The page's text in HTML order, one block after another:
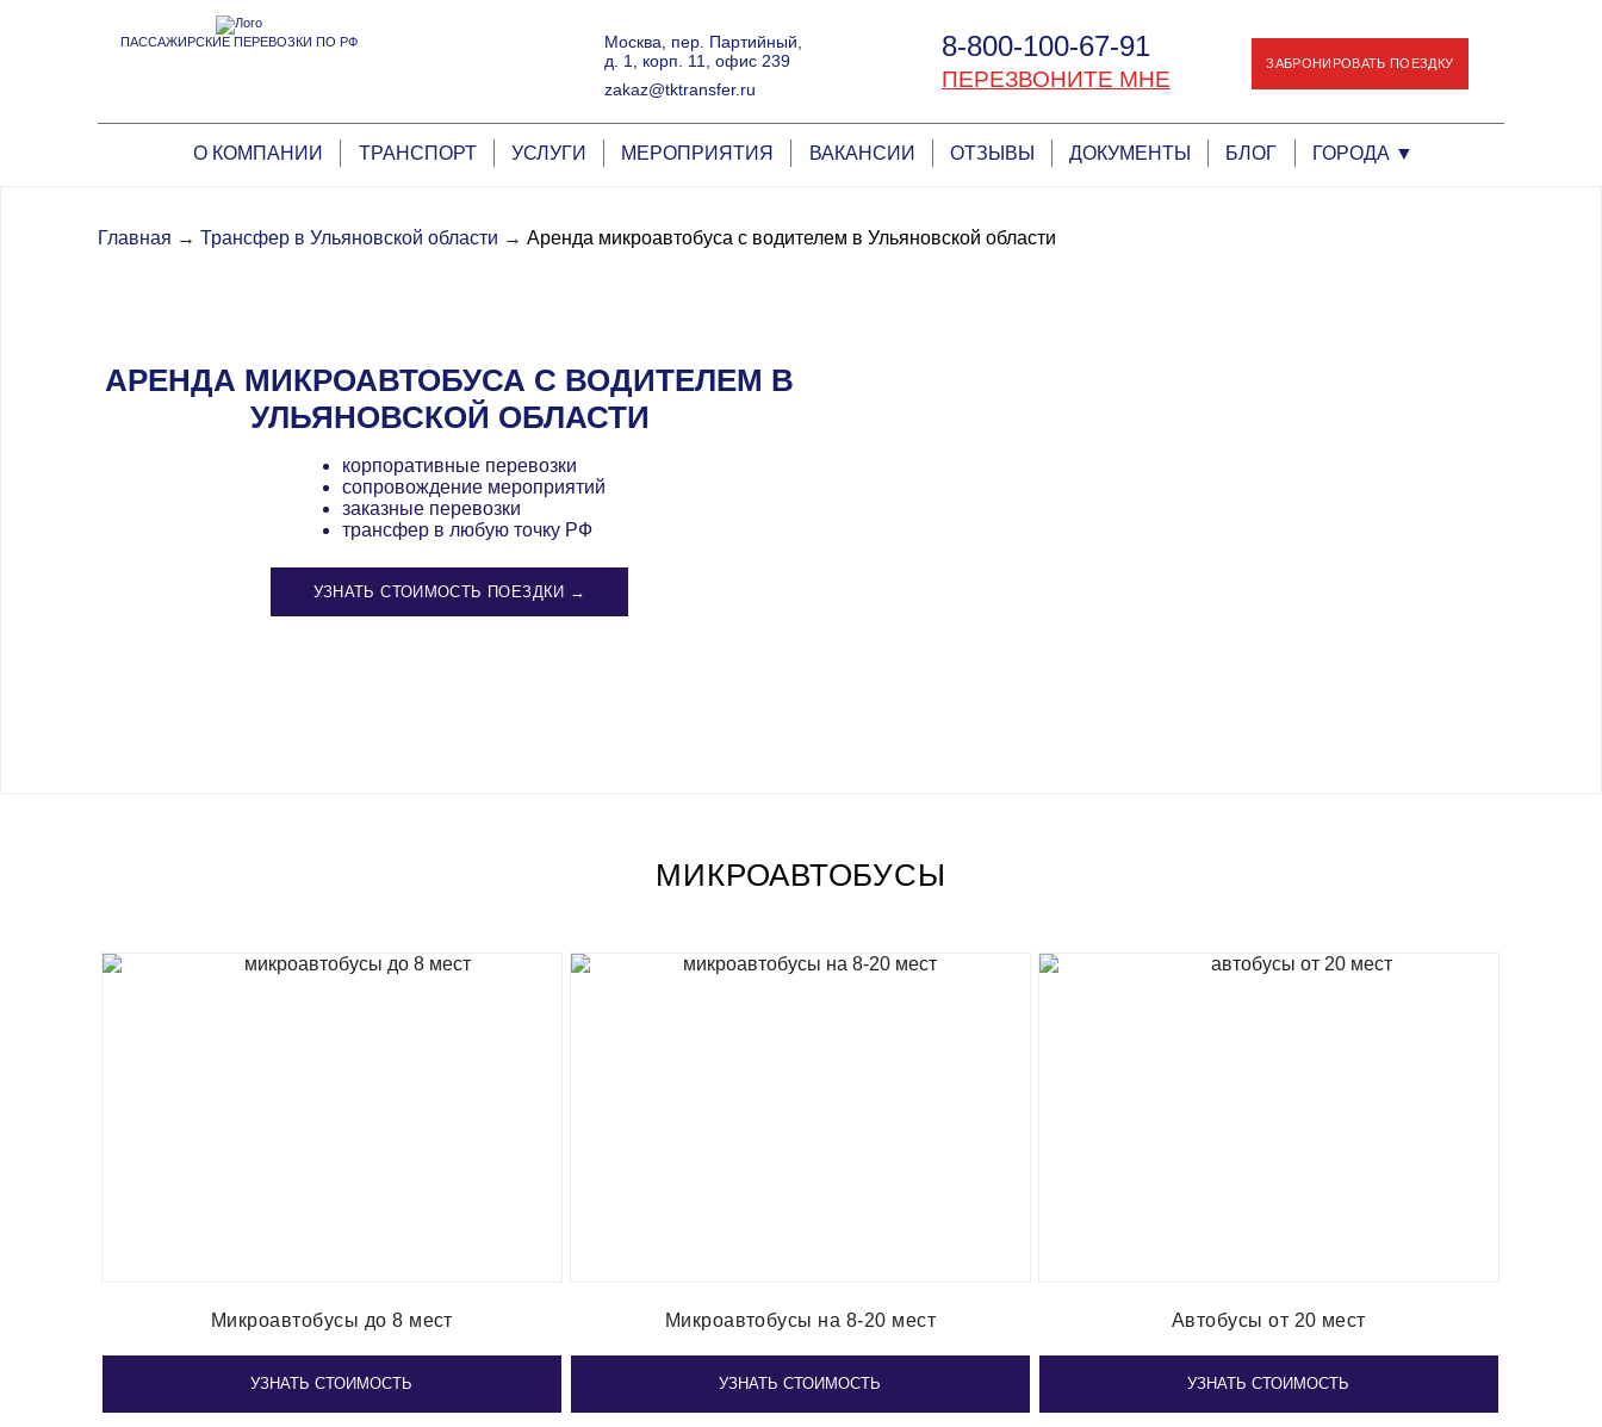
ПАССАЖИРСКИЕ ПЕРЕВОЗКИ ПО РФ
ЗАБРОНИРОВАТЬ ПОЕЗДКУ
8-800-100-67-91
ПЕРЕЗВОНИТЕ МНЕ
Москва, пер. Партийный,
д. 1, корп. 11, офис 239
zakaz@tktransfer.ru
О КОМПАНИИ ТРАНСПОРТ УСЛУГИ МЕРОПРИЯТИЯ ВАКАНСИИ ОТЗЫВЫ ДОКУМЕНТЫ БЛОГ ГОРОДА ▼
Главная → Трансфер в Ульяновской области → Аренда микроавтобуса с водителем в Ульяновской области
АРЕНДА МИКРОАВТОБУСА С ВОДИТЕЛЕМ В
УЛЬЯНОВСКОЙ ОБЛАСТИ
корпоративные перевозки
сопровождение мероприятий
заказные перевозки
трансфер в любую точку РФ
УЗНАТЬ СТОИМОСТЬ ПОЕЗДКИ →
МИКРОАВТОБУСЫ
Микроавтобусы до 8 мест
УЗНАТЬ СТОИМОСТЬ
Микроавтобусы на 8-20 мест
УЗНАТЬ СТОИМОСТЬ
Автобусы от 20 мест
УЗНАТЬ СТОИМОСТЬ